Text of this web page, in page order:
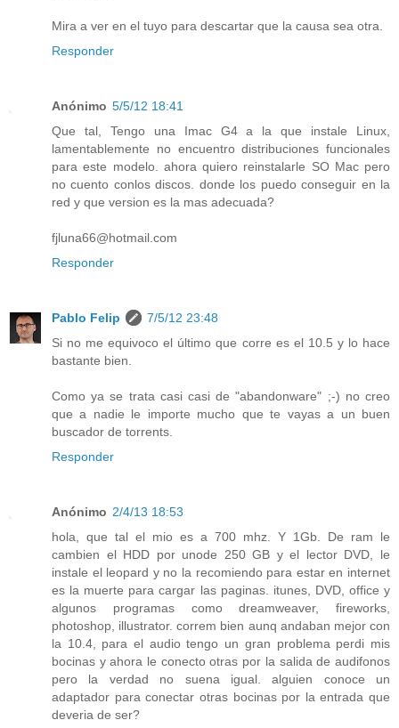
Mira a ver en el tuyo para descartar que la causa sea otra.
Responder
Anónimo 5/5/12 18:41
Que tal, Tengo una Imac G4 a la que instale Linux,
lamentablemente no encuentro distribuciones funcionales
para este modelo. ahora quiero reinstalarle SO Mac pero
no cuento conlos discos. donde los puedo conseguir en la
red y que version es la mas adecuada?
fjluna66@hotmail.com
Responder
Pablo Felip
7/5/12 23:48
Si no me equivoco el último que corre es el 10.5 y lo hace
bastante bien.
Como ya se trata casi casi de "abandonware" ;-) no creo
que a nadie le importe mucho que te vayas a un buen
buscador de torrents.
Responder
Anónimo 2/4/13 18:53
hola, que tal el mio es a 700 mhz. Y 1Gb. De ram le
cambien el HDD por unode 250 GB y el lector DVD, le
instale el leopard y no la recomiendo para estar en internet
es la muerte para cargar las paginas. itunes, DVD, office y
algunos programas como dreamweaver, fireworks,
photoshop, illustrator. correm bien aunq andaban mejor con
la 10.4, para el audio tengo un gran problema perdi mis
bocinas y ahora le conecto otras por la salida de audifonos
pero la verdad no suena igual. alguien conoce un
adaptador para conectar otras bocinas por la entrada que
deveria de ser?